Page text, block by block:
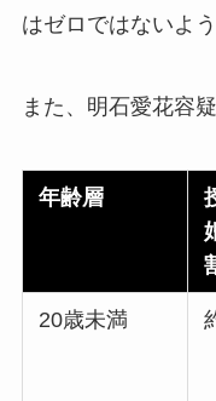
はゼロではないよう
また、明石愛花容
年齢層
20歳未満